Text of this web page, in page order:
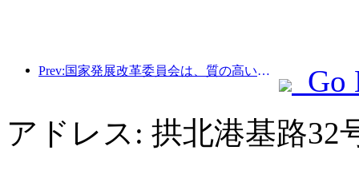
Prev:国家発展改革委員会は、質の高いアウトドアスポーツの目的地49か所の最初のバッチを発表しました。
Go
アドレス: 拱北港基路32